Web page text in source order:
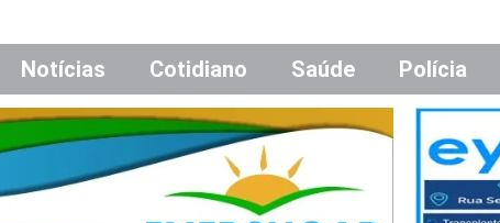
Notícias Cotidiano Saúde Polícia